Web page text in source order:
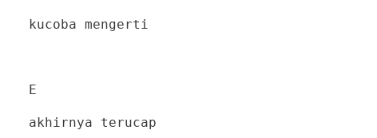
kucoba mengerti
E
akhirnya terucap